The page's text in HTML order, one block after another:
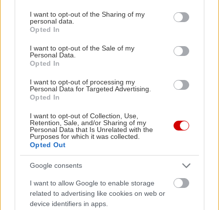
not limited to your visit or usage behaviour. You may click to
grant or deny consent to Google and its third-party tags to
use your data for below specified purposes in below Google
consent section.
I want to opt-out of the Sharing of my
personal data.
Opted In
I want to opt-out of the Sale of my
Personal Data.
Opted In
I want to opt-out of processing my
Personal Data for Targeted Advertising.
Opted In
I want to opt-out of Collection, Use,
Retention, Sale, and/or Sharing of my
Personal Data that Is Unrelated with the
Purposes for which it was collected.
Opted Out
Google consents
I want to allow Google to enable storage
related to advertising like cookies on web or
device identifiers in apps.
Ρίτσαρντ Φορντ
“Καναδάς”
μετ. Θ. Σκάσσης
2014
Σελ. 560
Τιμή: 19,70€
ΣΧΕΤΙΚΑ LINKS
Αγοράστε το βιβλίο online από τις
εκδόσεις Πατάκη
Επισκεφθείτε το blog ΒΙΒΛΙΟΚΑΦΕ